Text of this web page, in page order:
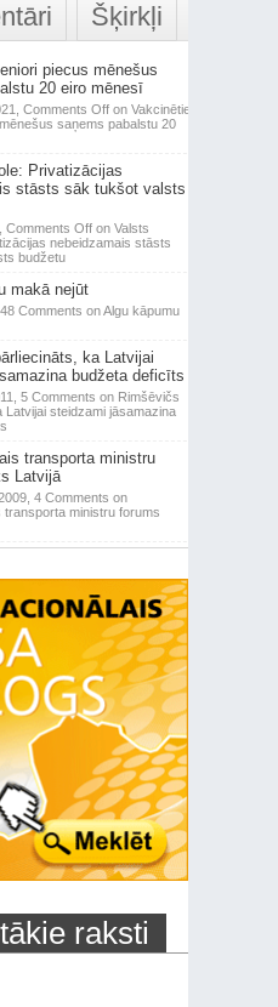
Šķirkļi
piecus mēnešus
20 eiro mēnesī
Comments Offon Vakcinētie
saņems pabalstu 20
Privatizācijas
stāsts sāk tukšot valsts
Comments Offon Valsts
nebeidzamais stāsts
budžetu
makā nejūt
48 Comments on Algu kāpumu
ka Latvijai
budžeta deficīts
5 Comments on Rimšēvičs
Latvijai steidzami jāsamazina
transporta ministru
Latvijā
4 Comments on
transporta ministru forums
raksti